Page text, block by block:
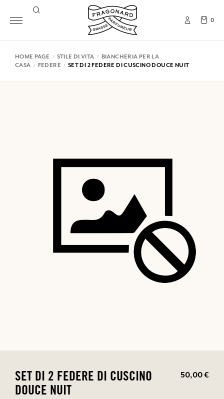
0
HOME PAGE STILE DI VITA
BIANCHERIA PER LA
CASA
FEDERE SET DI 2 FEDERE DI CUSCINO DOUCE NUIT
SET DI 2 FEDERE DI CUSCINO
DOUCE NUIT
50,00 €